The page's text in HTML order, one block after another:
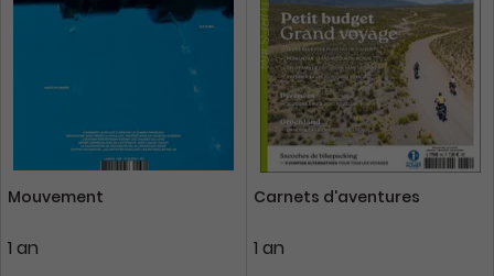
Mouvement
1 an
Carnets d'aventures
1 an